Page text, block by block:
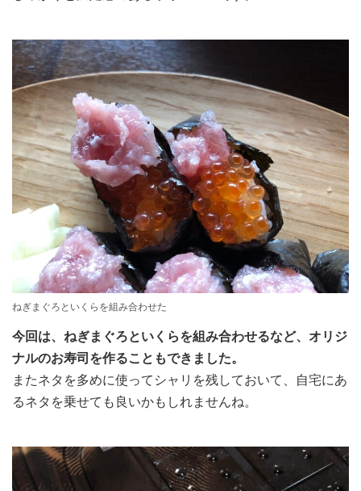
ねぎまぐろといくらを組み合わせた
今回は、ねぎまぐろといくらを組み合わせるなど、オリジ
ナルのお寿司を作ることもできました。
またネタを多めに使ってシャリを残しておいて、自宅にあ
るネタを乗せても良いかもしれませんね。